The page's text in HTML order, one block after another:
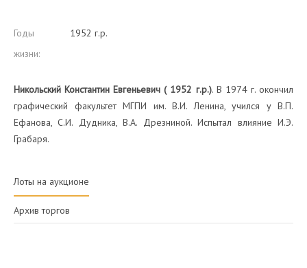
Годы
жизни:
1952 г.р.
Никольский Константин Евгеньевич ( 1952 г.р.). В 1974 г. окончил
графический факультет МГПИ им. В.И. Ленина, учился у В.П.
Ефанова, С.И. Дудника, В.А. Дрезниной. Испытал влияние И.Э.
Грабаря.
Лоты на аукционе
Архив торгов